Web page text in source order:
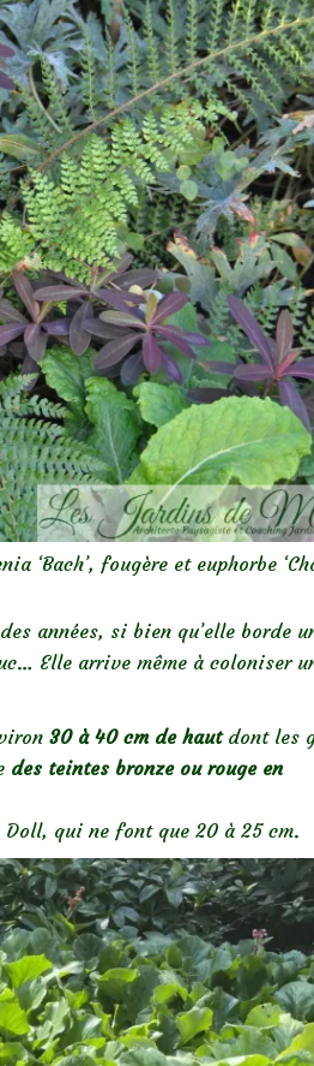
‘Bach’, fougère et euphorbe
années, si bien qu’elle borde
Elle arrive même à coloniser
30 à 40 cm de hautdont les
des teintes bronze ou rouge en
Doll, qui ne font que 20 à 25 cm.